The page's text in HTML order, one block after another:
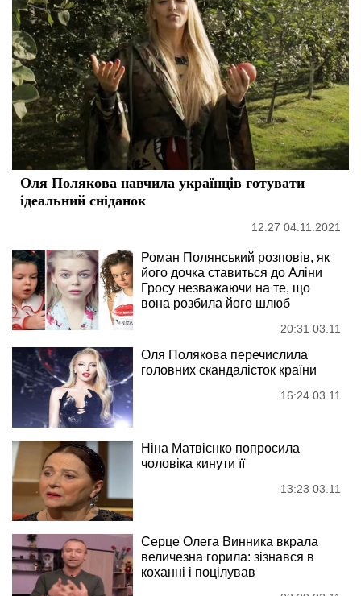
Оля Полякова навчила українців готувати
ідеальний сніданок
12:27 04.11.2021
Роман Полянський розповів, як
його дочка ставиться до Аліни
Гросу незважаючи на те, що
вона розбила його шлюб
20:31 03.11
Оля Полякова перечислила
головних скандалісток країни
16:24 03.11
Ніна Матвієнко попросила
чоловіка кинути її
13:23 03.11
Серце Олега Винника вкрала
величезна горила: зізнався в
коханні і поцілував